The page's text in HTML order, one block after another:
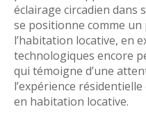
éclairage circadien dans
se positionne comme
l’habitation locative, en
technologiques encore
qui témoigne d’une
l’expérience
en habitation locative.